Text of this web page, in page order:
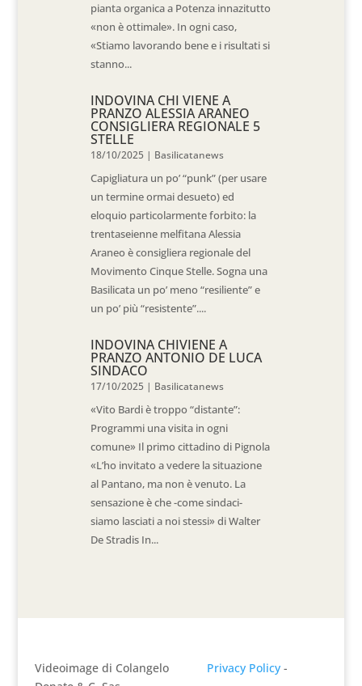
pianta organica a Potenza innazitutto
«non è ottimale». In ogni caso,
«Stiamo lavorando bene e i risultati si
stanno...
INDOVINA CHI VIENE A
PRANZO ALESSIA ARANEO
CONSIGLIERA REGIONALE 5
STELLE
18/10/2025 | Basilicatanews
Capigliatura un po’ “punk” (per usare
un termine ormai desueto) ed
eloquio particolarmente forbito: la
trentaseienne melfitana Alessia
Araneo è consigliera regionale del
Movimento Cinque Stelle. Sogna una
Basilicata un po’ meno “resiliente” e
un po’ più “resistente”....
INDOVINA CHIVIENE A
PRANZO ANTONIO DE LUCA
SINDACO
17/10/2025 | Basilicatanews
«Vito Bardi è troppo “distante”:
Programmi una visita in ogni
comune» Il primo cittadino di Pignola
«L’ho invitato a vedere la situazione
al Pantano, ma non è venuto. La
sensazione è che -come sindaci-
siamo lasciati a noi stessi» di Walter
De Stradis In...
Videoimage di Colangelo
Privacy Policy -